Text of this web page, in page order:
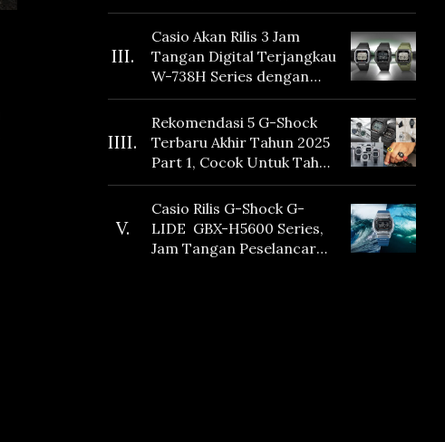
Dikoleksi di 2026
III.
Casio Akan Rilis 3 Jam
Tangan Digital Terjangkau
W-738H Series dengan
Masa Baterai 10 Tahun
dan Fitur Vibration
IIII.
Rekomendasi 5 G-Shock
Terbaru Akhir Tahun 2025
Part 1, Cocok Untuk Tahun
Baru!
V.
Casio Rilis G-Shock G-
LIDE GBX-H5600 Series,
Jam Tangan Peselancar